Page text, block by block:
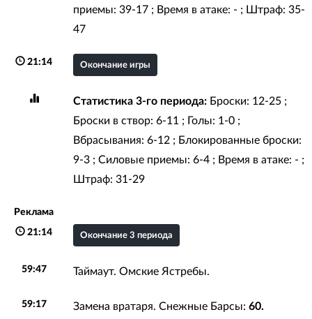
приемы: 39-17 ; Время в атаке: - ; Штраф: 35-
47
21:14 Окончание игры
Статистика 3-го периода:Броски: 12-25 ;
Броски в створ: 6-11 ; Голы: 1-0 ;
Вбрасывания: 6-12 ; Блокированные броски:
9-3 ; Силовые приемы: 6-4 ; Время в атаке: - ;
Штраф: 31-29
Реклама
21:14 Окончание 3 периода
59:47 Таймаут. Омские Ястребы.
59:17 Замена вратаря. Снежные Барсы: 60.